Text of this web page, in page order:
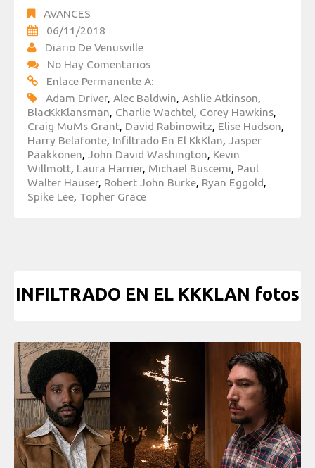
AVANCES
06/11/2018
Diario De Venusville
No Hay Comentarios
Enlace Permanente A:
Adam Driver, Alec Baldwin, Ashlie Atkinson,
BlacKkKlansman, Charlie Wachtel, Corey Hawkins,
Craig MuMs Grant, David Rabinowitz, Elise Hudson,
Harry Belafonte, Infiltrado En El KkKlan, Jasper
Pääkkönen, John David Washington, Kevin
Willmott, Laura Harrier, Michael Buscemi, Paul
Walter Hauser, Robert John Burke, Ryan Eggold,
Spike Lee, Topher Grace
INFILTRADO EN EL KKKLAN fotos